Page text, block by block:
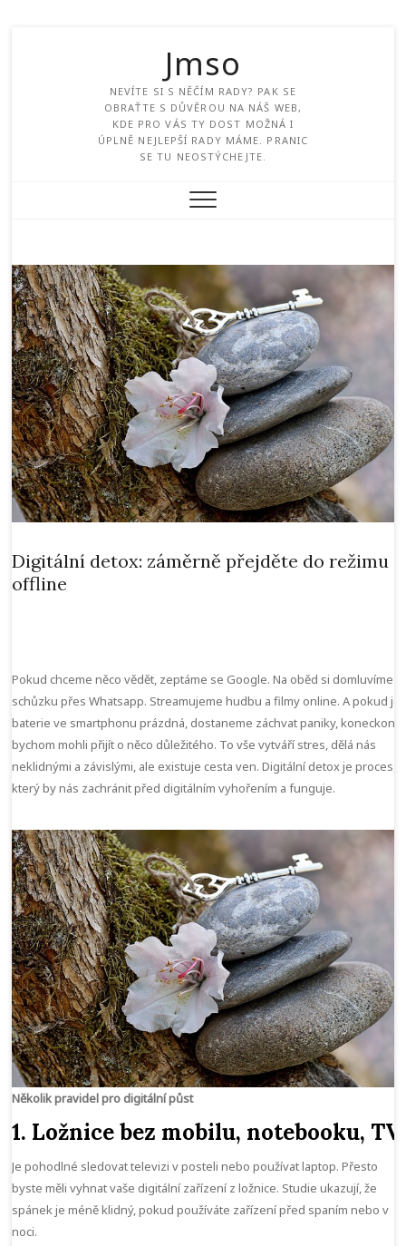
Jmso
NEVÍTE SI S NĚČÍM RADY? PAK SE
OBRAŤTE S DŮVĚROU NA NÁŠ WEB,
KDE PRO VÁS TY DOST MOŽNÁ I
ÚPLNĚ NEJLEPŠÍ RADY MÁME. PRANIC
SE TU NEOSTÝCHEJTE.
Digitální detox: záměrně přejděte do režimu
offline
Pokud chceme něco vědět, zeptáme se Google. Na oběd si domluvíme
schůzku přes Whatsapp. Streamujeme hudbu a filmy online. A pokud je
baterie ve smartphonu prázdná, dostaneme záchvat paniky,
bychom mohli přijít o něco důležitého. To vše vytváří stres, dělá nás
neklidnými a závislými, ale existuje cesta ven. Digitální detox je proces,
který by nás zachránit před digitálním vyhořením a funguje.
Několik pravidel pro digitální půst
1. Ložnice bez mobilu, notebooku, TV
Je pohodlné sledovat televizi v posteli nebo používat laptop. Přesto
byste měli vyhnat vaše digitální zařízení z ložnice. Studie ukazují, že
spánek je méně klidný, pokud používáte zařízení před spaním nebo v
noci.